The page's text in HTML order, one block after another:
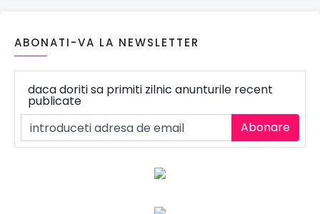
ABONATI-VA LA NEWSLETTER
daca doriti sa primiti zilnic anunturile recent
publicate